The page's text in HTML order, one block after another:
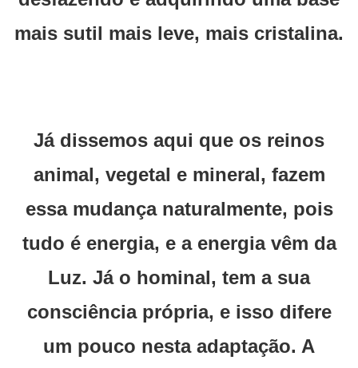
mais sutil mais leve, mais cristalina.
Já dissemos aqui que os reinos
animal, vegetal e mineral, fazem
essa mudança naturalmente, pois
tudo é energia, e a energia vêm da
Luz. Já o hominal, tem a sua
consciência própria, e isso difere
um pouco nesta adaptação. A